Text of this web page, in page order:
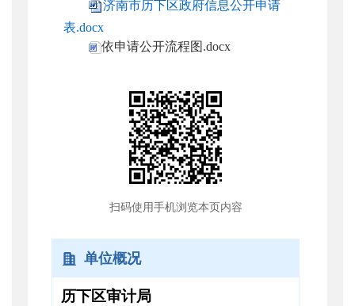
济南市历下区政府信息公开申请
表.docx
依申请公开流程图.docx
扫码使用手机浏览本页内容
单位概况
历下区审计局